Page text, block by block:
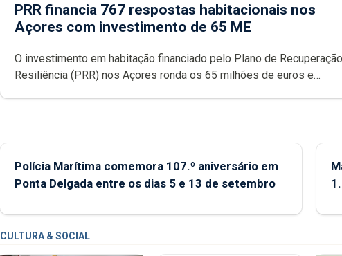
PRR financia 767 respostas habitacionais nos
Açores com investimento de 65 ME
O investimento em habitação financiado pelo Plano de
Resiliência (PRR) nos Açores ronda os 65 milhões de euros e
Polícia Marítima comemora 107.º aniversário em
Ponta Delgada entre os dias 5 e 13 de setembro
CULTURA & SOCIAL